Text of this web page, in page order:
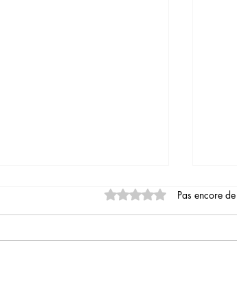
Noté 0 étoile sur 5.
Pas encore